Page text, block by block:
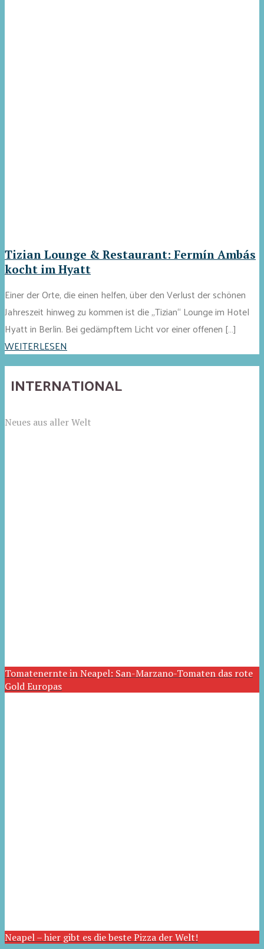
Tizian Lounge & Restaurant: Fermín Ambás
kocht im Hyatt
Einer der Orte, die einen helfen, über den Verlust der schönen
Jahreszeit hinweg zu kommen ist die „Tizian“ Lounge im Hotel
Hyatt in Berlin. Bei gedämpftem Licht vor einer offenen […]
WEITERLESEN
INTERNATIONAL
Neues aus aller Welt
Tomatenernte in Neapel: San-Marzano-Tomaten das rote
Gold Europas
Neapel – hier gibt es die beste Pizza der Welt!